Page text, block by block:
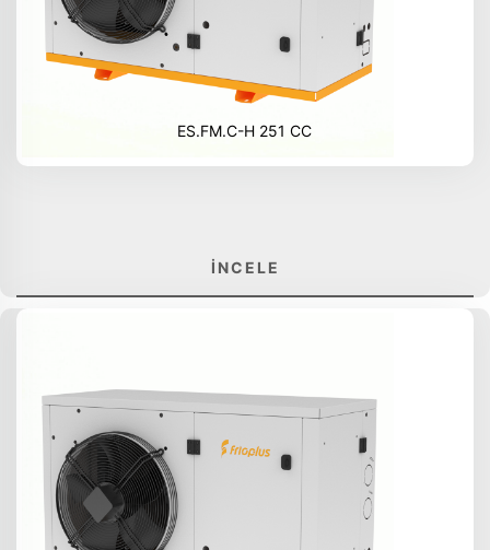
ES.FM.C-H 251 CC
İNCELE